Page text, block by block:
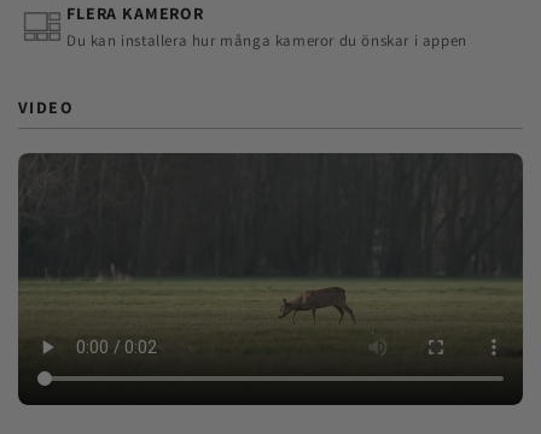
FLERA KAMEROR
Du kan installera hur många kameror du önskar i appen
VIDEO